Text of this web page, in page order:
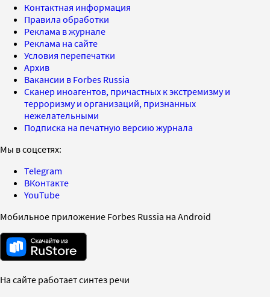
Контактная информация
Правила обработки
Реклама в журнале
Реклама на сайте
Условия перепечатки
Архив
Вакансии в Forbes Russia
Сканер иноагентов, причастных к экстремизму и
терроризму и организаций, признанных
нежелательными
Подписка на печатную версию журнала
Мы в соцсетях:
Telegram
ВКонтакте
YouTube
Мобильное приложение Forbes Russia на Android
На сайте работает синтез речи